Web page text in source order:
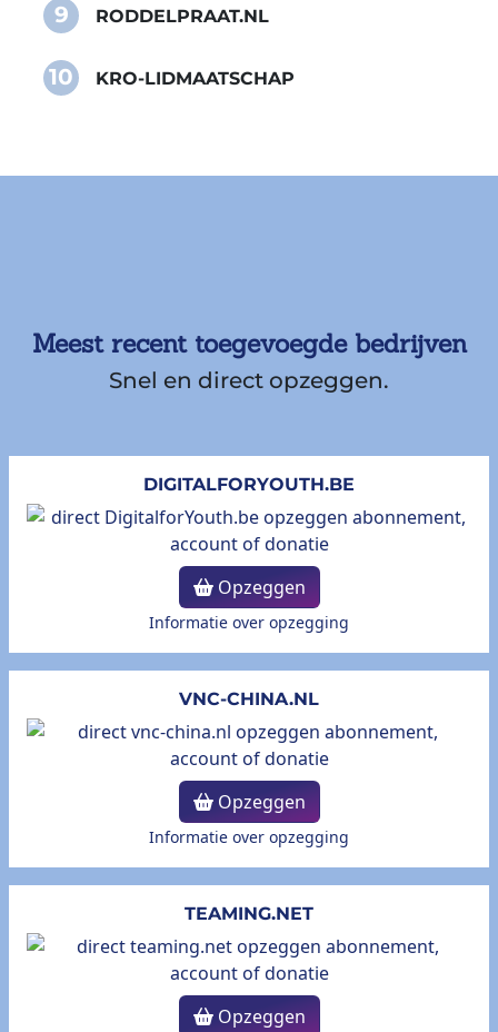
9 RODDELPRAAT.NL
10 KRO-LIDMAATSCHAP
Meest recent toegevoegde bedrijven
Snel en direct opzeggen.
DIGITALFORYOUTH.BE
Opzeggen
Informatie over opzegging
VNC-CHINA.NL
Opzeggen
Informatie over opzegging
TEAMING.NET
Opzeggen